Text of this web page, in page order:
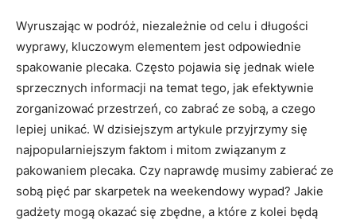
Wyruszając w podróż, niezależnie od celu i długości
wyprawy, kluczowym elementem jest odpowiednie
spakowanie plecaka. ⁤Często pojawia się jednak wiele
sprzecznych informacji na temat tego, jak ⁣efektywnie
zorganizować przestrzeń, co zabrać ze sobą, ⁣a ‌czego
lepiej unikać. W dzisiejszym artykule przyjrzymy się
najpopularniejszym faktom i mitom związanym z
pakowaniem plecaka. Czy⁢ naprawdę musimy‌ zabierać ze
sobą pięć par skarpetek na weekendowy ‍wypad? Jakie
gadżety mogą okazać się zbędne, a ⁢które z kolei będą